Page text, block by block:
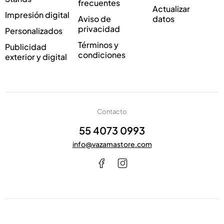
e
c
r
ó
c
*
Impresión digital
Personalizados
Publicidad
exterior y digital
frecuentes
Aviso de
privacidad
Términos y
condiciones
Actualizar
datos
Contacto
55 4073 0993
info@vazamastore.com